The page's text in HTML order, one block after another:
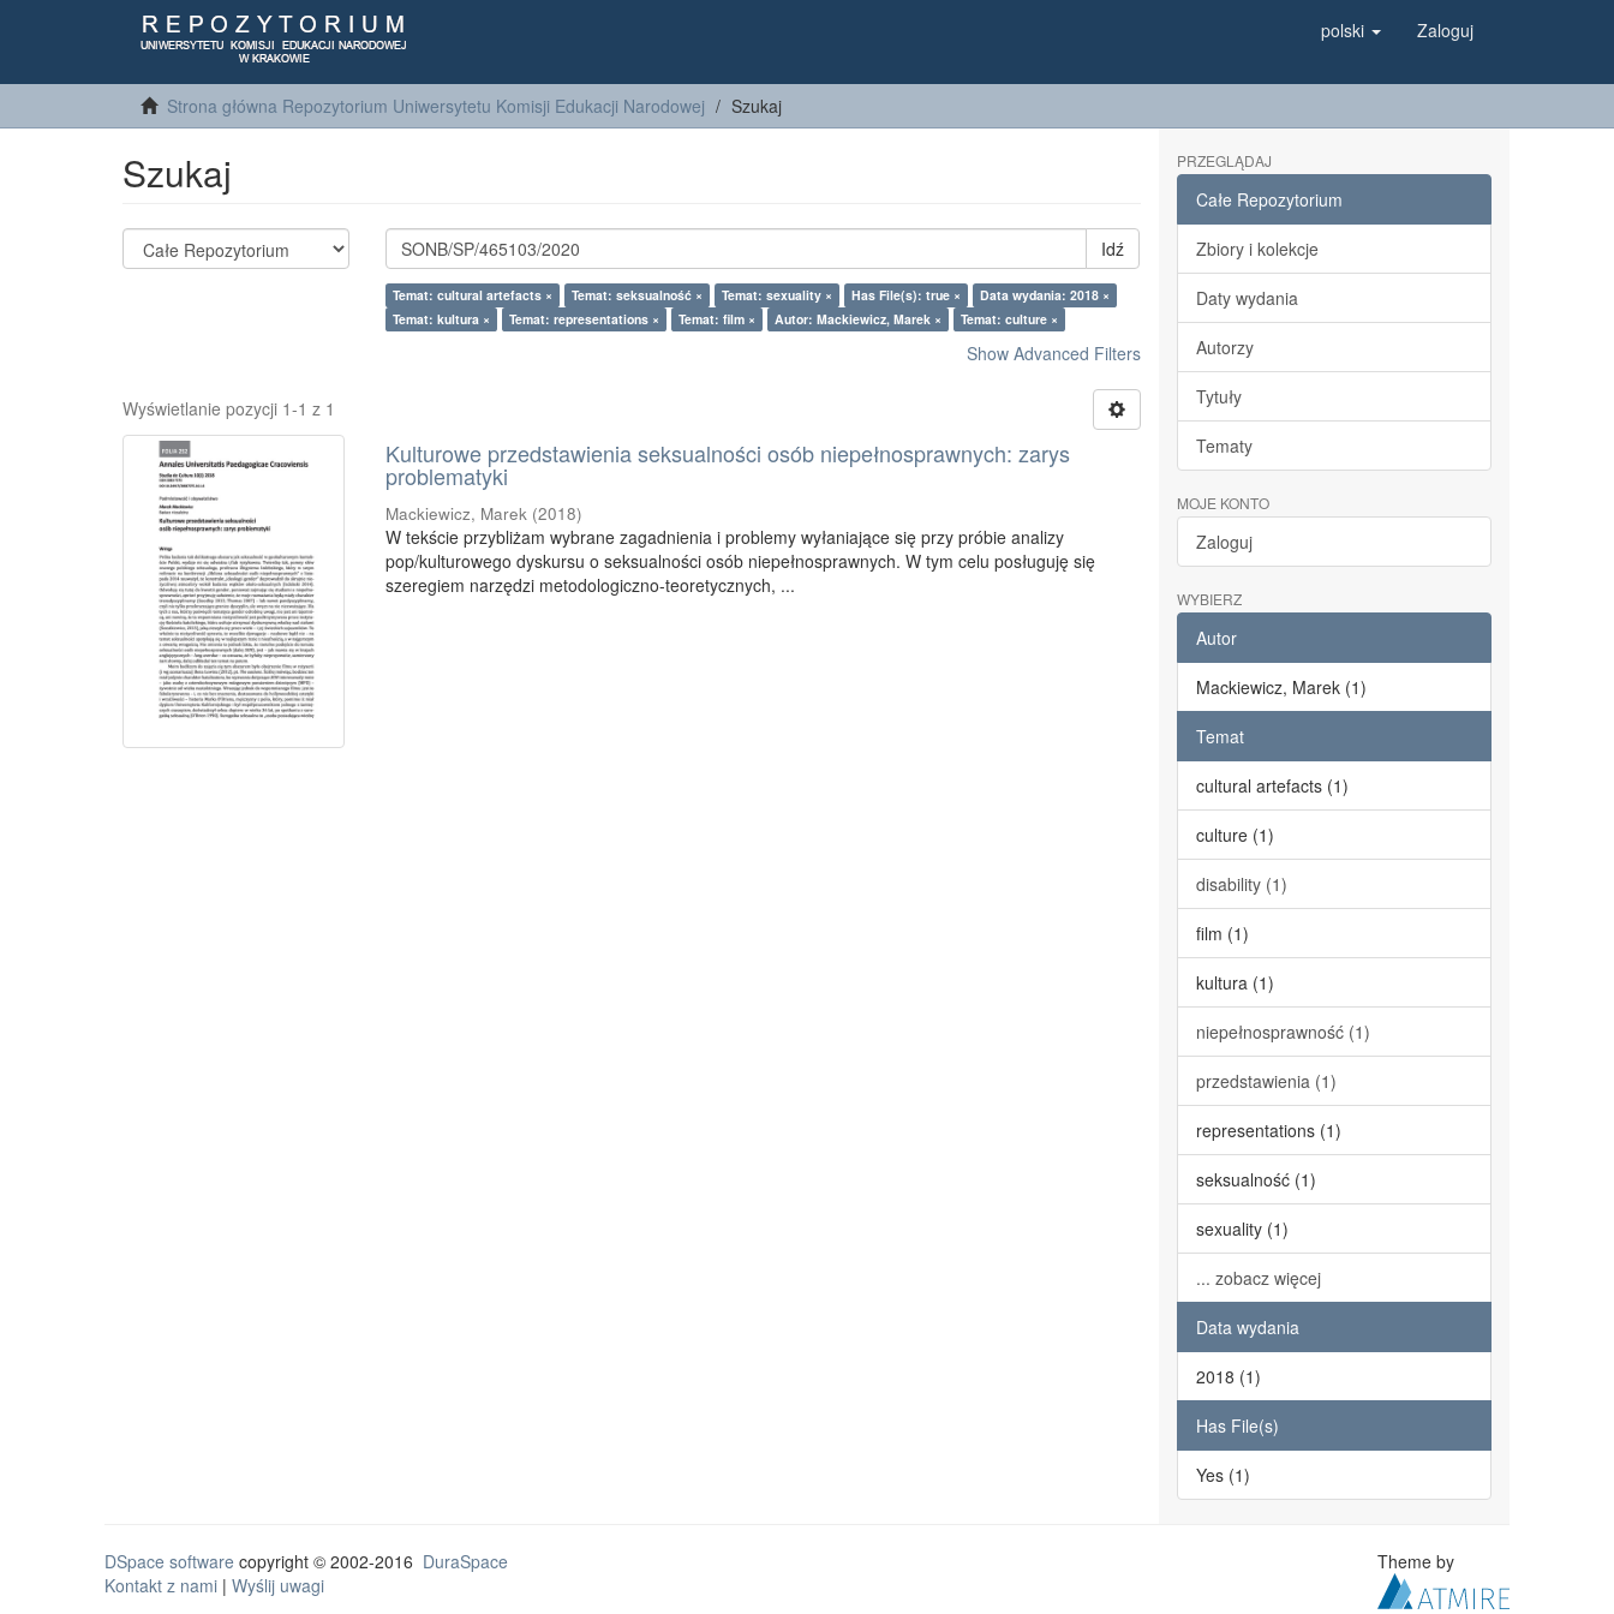
polski Zaloguj
Strona główna Repozytorium Uniwersytetu Komisji Edukacji Narodowej Szukaj
Szukaj
Idź
Temat: cultural artefacts × Temat: seksualność × Temat: sexuality × Has File(s): true ×
Data wydania: 2018 ×
Temat: kultura ×
Temat: representations × Temat: film × Autor: Mackiewicz, Marek × Temat: culture ×
Show Advanced Filters
Wyświetlanie pozycji 1-1 z 1
Kulturowe przedstawienia seksualności osób niepełnosprawnych: zarys
problematyki
Mackiewicz, Marek (2018)
W tekście przybliżam wybrane zagadnienia i problemy wyłaniające się przy próbie analizy
pop/kulturowego dyskursu o seksualności osób niepełnosprawnych. W tym celu posługuję się
szeregiem narzędzi metodologiczno-teoretycznych, ...
PRZEGLĄDAJ
Całe Repozytorium
Zbiory i kolekcje
Daty wydania
Autorzy
Tytuły
Tematy
MOJE KONTO
Zaloguj
WYBIERZ
Autor
Mackiewicz, Marek (1)
Temat
cultural artefacts (1)
culture (1)
disability (1)
film (1)
kultura (1)
niepełnosprawność (1)
przedstawienia (1)
representations (1)
seksualność (1)
sexuality (1)
... zobacz więcej
Data wydania
2018 (1)
Has File(s)
Yes (1)
DSpace software copyright © 2002-2016 DuraSpace
Kontakt z nami | Wyślij uwagi
Theme by